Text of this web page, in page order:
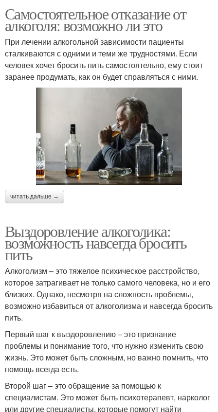
Самостоятельное отказание от
алкоголя: возможно ли это
При лечении алкогольной зависимости пациенты
сталкиваются с одними и теми же трудностями. Если
человек хочет бросить пить самостоятельно, ему стоит
заранее продумать, как он будет справляться с ними.
читать дальше →
Выздоровление алкоголика:
возможность навсегда бросить
пить
Алкоголизм – это тяжелое психическое расстройство,
которое затрагивает не только самого человека, но и его
близких. Однако, несмотря на сложность проблемы,
возможно избавиться от алкоголизма и навсегда бросить
пить.
Первый шаг к выздоровлению – это признание
проблемы и понимание того, что нужно изменить свою
жизнь. Это может быть сложным, но важно помнить, что
помощь всегда есть.
Второй шаг – это обращение за помощью к
специалистам. Это может быть психотерапевт, нарколог
или другие специалисты, которые помогут найти